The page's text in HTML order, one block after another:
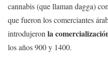
cannabis (que llaman dagga)
que fueron los comerciantes
introdujeron la
los años 900 y 1400.